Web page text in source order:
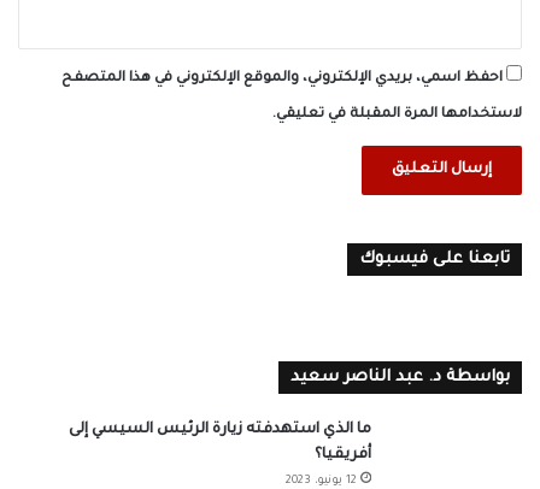
احفظ اسمي، بريدي الإلكتروني، والموقع الإلكتروني في هذا المتصفح
لاستخدامها المرة المقبلة في تعليقي.
تابعنا على فيسبوك
بواسطة د. عبد الناصر سعيد
ما الذي استهدفته زيارة الرئيس السيسي إلى
أفريقيا؟
12 يونيو، 2023